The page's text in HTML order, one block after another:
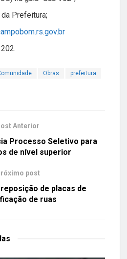
Prefeitura;
Obras prefeitura
Anterior
Processo Seletivo para
de nível superior
post
de placas de
de ruas